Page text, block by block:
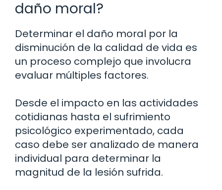
daño moral?
Determinar el daño moral por la
disminución de la calidad de vida es
un proceso complejo que involucra
evaluar múltiples factores.
Desde el impacto en las actividades
cotidianas hasta el sufrimiento
psicológico experimentado, cada
caso debe ser analizado de manera
individual para determinar la
magnitud de la lesión sufrida.